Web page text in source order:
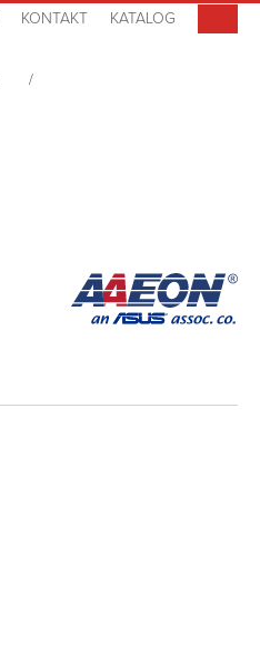
KONTAKT KATALOG